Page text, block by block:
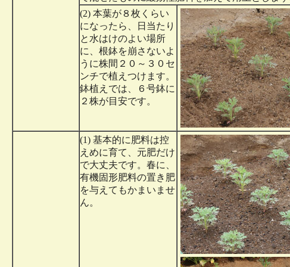
(2) 本葉が８枚くらい
になったら、日当たり
と水はけのよい場所
に、根鉢を崩さないよ
うに株間２０～３０セ
ンチで植えつけます。
鉢植えでは、６号鉢に
２株が目安です。
(1) 基本的に肥料は控
えめに育て、元肥だけ
で大丈夫です。春に、
有機固形肥料の置き肥
を与えてもかまいませ
ん。